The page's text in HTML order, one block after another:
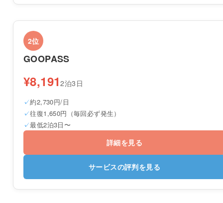
2位
GOOPASS
¥8,1912泊3日
約2,730円/日
往復1,650円（毎回必ず発生）
最低2泊3日〜
詳細を見る
サービスの評判を見る